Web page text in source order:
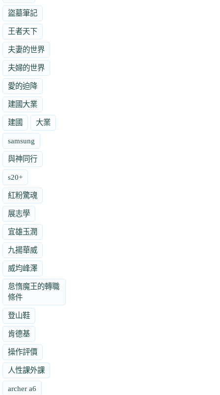
盜墓筆記
王者天下
夫妻的世界
夫婦的世界
愛的迫降
建國大業
建國 大業
samsung
與神同行
s20+
紅粉驚魂
展志學
宜雄玉潤
九揚華威
威均峰澤
怠惰魔王的轉職
條件
登山鞋
肯德基
操作評價
人性課外課
archer a6